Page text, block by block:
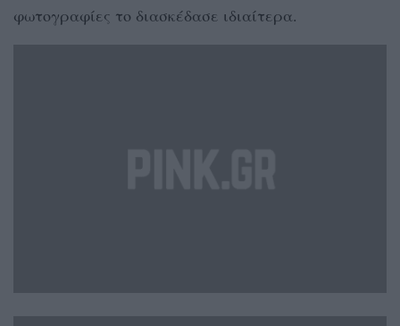
φωτογραφίες το διασκέδασε ιδιαίτερα.